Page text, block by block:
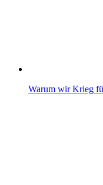
Warum wir Krieg